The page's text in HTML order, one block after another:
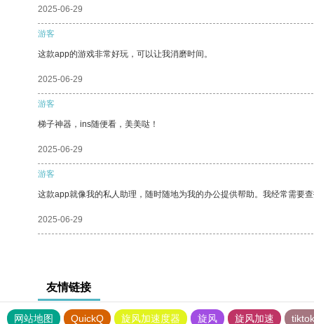
2025-06-29
游客
这款app的游戏非常好玩，可以让我消磨时间。
2025-06-29
游客
梯子神器，ins随便看，美美哒！
2025-06-29
游客
这款app就像我的私人助理，随时随地为我的办公提供帮助。我经常需要
2025-06-29
友情链接
网站地图 QuickQ 旋风加速度器 旋风 旋风加速